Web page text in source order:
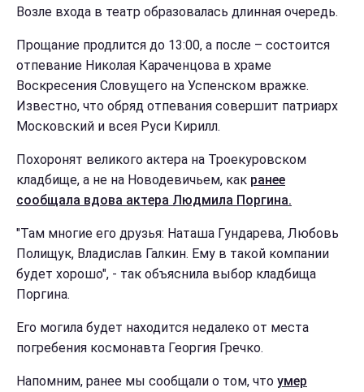
Возле входа в театр образовалась длинная очередь.
Прощание продлится до 13:00, а после – состоится
отпевание Николая Караченцова в храме
Воскресения Словущего на Успенском вражке.
Известно, что обряд отпевания совершит патриарх
Московский и всея Руси Кирилл.
Похоронят великого актера на Троекуровском
кладбище, а не на Новодевичьем, как ранее
сообщала вдова актера Людмила Поргина.
"Там многие его друзья: Наташа Гундарева, Любовь
Полищук, Владислав Галкин. Ему в такой компании
будет хорошо", - так объяснила выбор кладбища
Поргина.
Его могила будет находится недалеко от места
погребения космонавта Георгия Гречко.
Напомним, ранее мы сообщали о том, что умер